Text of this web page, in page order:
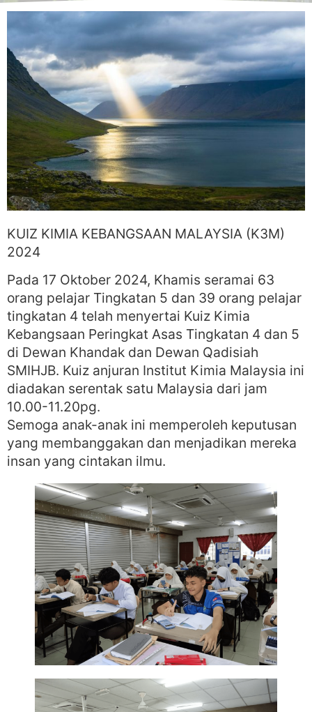
KUIZ KIMIA KEBANGSAAN MALAYSIA (K3M)
2024
Pada 17 Oktober 2024, Khamis seramai 63
orang pelajar Tingkatan 5 dan 39 orang pelajar
tingkatan 4 telah menyertai Kuiz Kimia
Kebangsaan Peringkat Asas Tingkatan 4 dan 5
di Dewan Khandak dan Dewan Qadisiah
SMIHJB. Kuiz anjuran Institut Kimia Malaysia ini
diadakan serentak satu Malaysia dari jam
10.00-11.20pg.
Semoga anak-anak ini memperoleh keputusan
yang membanggakan dan menjadikan mereka
insan yang cintakan ilmu.